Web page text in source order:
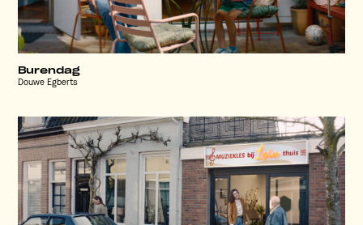
Burendag
Douwe Egberts